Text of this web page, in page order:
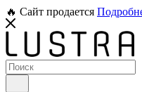
🔥 Сайт продается